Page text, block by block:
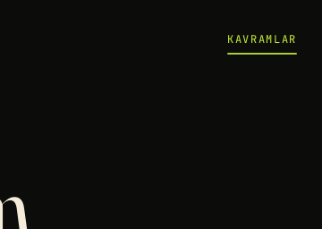
KAVRAMLAR